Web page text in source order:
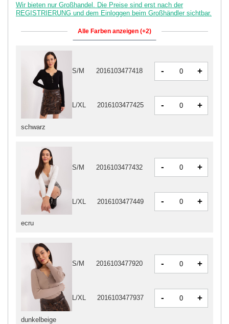
Wir bieten nur Großhandel. Die Preise sind erst nach der
REGISTRIERUNG und dem Einloggen beim Großhändler sichtbar.
Alle Farben anzeigen (+2)
ecru
S/M 2016103477432 - +
L/XL 2016103477449 - +
dunkelbeige
S/M 2016103477920 - +
L/XL 2016103477937 - +
schwarz
S/M 2016103477418 - +
L/XL 2016103477425 - +